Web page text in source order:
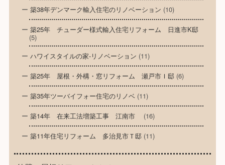
築38年デンマーク輸入住宅のリノベーション (10)
築25年 チューダー様式輸入住宅リフォーム 日進市K邸
(5)
ハワイスタイルの家-リノベーション (11)
築25年 屋根・外構・窓リフォーム 瀬戸市Ｉ邸(6)
築35年ツーバイフォー住宅のリノベ(11)
築14年 在来工法増築工事 江南市 (16)
築11年住宅リフォーム 多治見市Ｔ邸(11)